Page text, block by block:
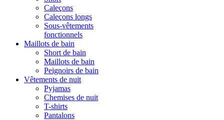
Caleçons
Caleçons longs
Sous-vêtements
fonctionnels
Maillots de bain
Short de bain
Maillots de bain
Peignoirs de bain
Vêtements de nuit
Pyjamas
Chemises de nuit
T-shirts
Pantalons